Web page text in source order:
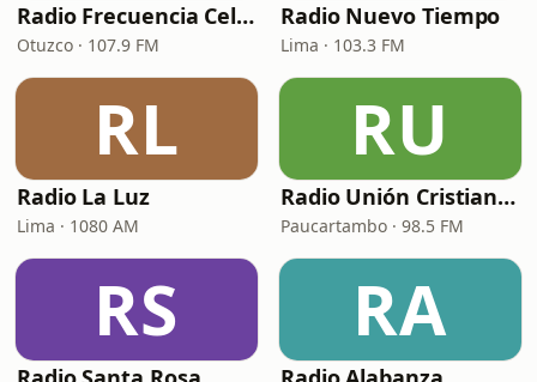
Radio Frecuencia Celestial
Otuzco · 107.9 FM
Radio Nuevo Tiempo
Lima · 103.3 FM
RL
Radio La Luz
Lima · 1080 AM
RU
Radio Unión Cristiana 98.5 FM
Paucartambo · 98.5 FM
RS RA